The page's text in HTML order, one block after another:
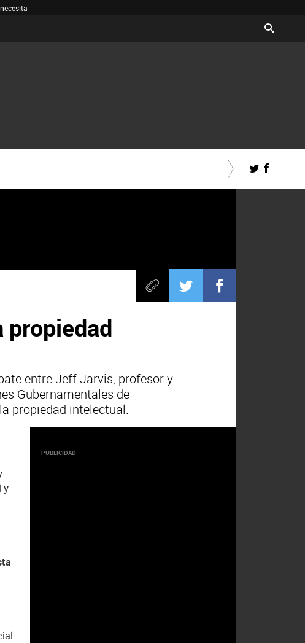
propiedad
entre Jeff Jarvis, profesor y
Gubernamentales de
propiedad intelectual.
y
PUBLICIDAD